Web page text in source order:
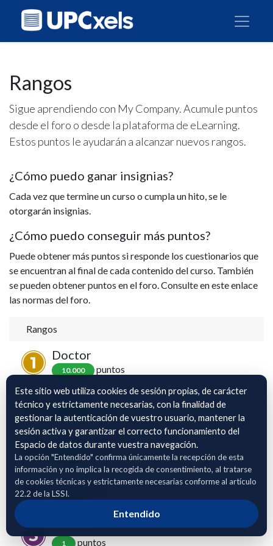
Rangos
Sigue aprendiendo con My Company. Acumule puntos
desde el foro o desde la plataforma de eLearning.
Estos puntos le ayudarán a alcanzar nuevos rangos.
¿Cómo puedo ganar insignias?
Cada vez que termine un curso o cumpla un hito, se le
otorgarán insignias.
¿Cómo puedo conseguir más puntos?
Puede obtener más puntos si responde los cuestionarios que
se encuentran al final de cada contenido del curso. También
se pueden obtener puntos en el foro. Consulte en este enlace
las normas del foro.
Rangos
Doctor
10.000 puntos
Maestro
2.000 punto
Título de grado
500 puntos
Estudiante
100 puntos
Newbie
1 puntos
Este sitio web utiliza cookies de sesión propias, de carácter
técnico y estrictamente necesarias, con la finalidad de
gestionar la autenticación de vuestro usuario, mantener la
sesión activa y garantizar el correcto funcionamiento del
Espacio de datos durante vuestra navegación.
La opción "Entendido" confirma únicamente la recepción de esta
información y no implica la recogida de consentimiento, al tratarse
de cookies técnicas y estrictamente necesarias conforme al artículo
22.2 de la LSSI.
Entendido